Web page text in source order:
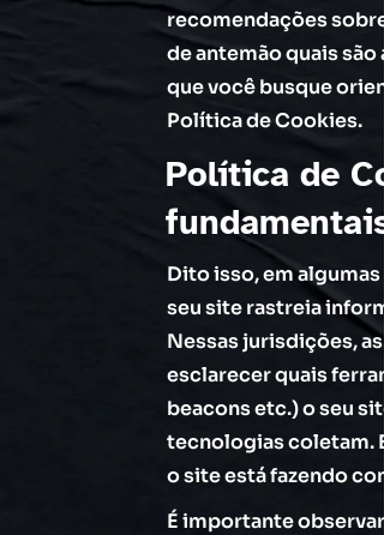
recomendações
de antemão quais
que você busque
Política de Cookies.
Política de
fundamentais
Dito isso, em
seu site rastreia
Nessas jurisdições,
esclarecer quais
beacons etc.) o seu
tecnologias coletam.
o site está fazendo
É importante